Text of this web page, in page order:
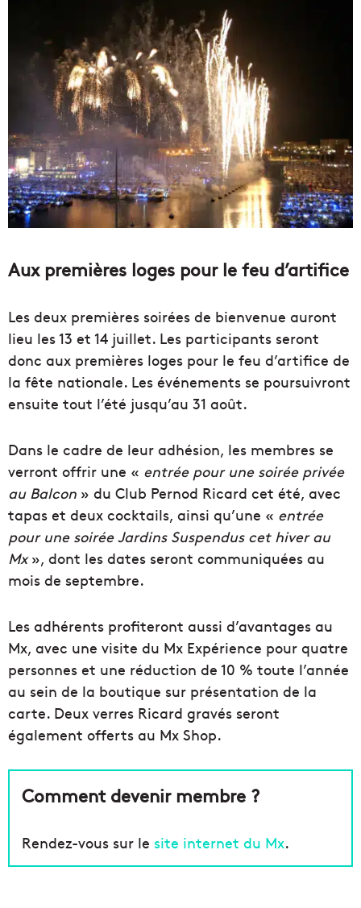
Aux premières loges pour le feu d’artifice
Les deux premières soirées de bienvenue auront
lieu les 13 et 14 juillet. Les participants seront
donc aux premières loges pour le feu d’artifice de
la fête nationale. Les événements se poursuivront
ensuite tout l’été jusqu’au 31 août.
Dans le cadre de leur adhésion, les membres se
verront offrir une « entrée pour une soirée privée
au Balcon » du Club Pernod Ricard cet été, avec
tapas et deux cocktails, ainsi qu’une « entrée
pour une soirée Jardins Suspendus cet hiver au
Mx», dont les dates seront communiquées au
mois de septembre.
Les adhérents profiteront aussi d’avantages au
Mx, avec une visite du Mx Expérience pour quatre
personnes et une réduction de 10 % toute l’année
au sein de la boutique sur présentation de la
carte. Deux verres Ricard gravés seront
également offerts au Mx Shop.
Comment devenir membre ?
Rendez-vous sur le site internet du Mx.